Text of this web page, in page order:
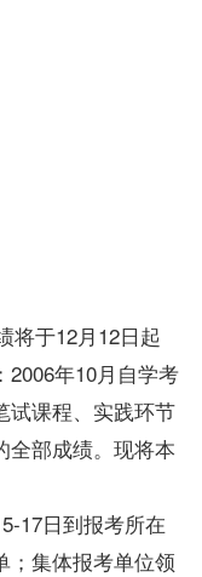
于12月12日起
年10月自学考
试课程、实践环节
全部成绩。现将本
17日到报考所在
；集体报考单位领